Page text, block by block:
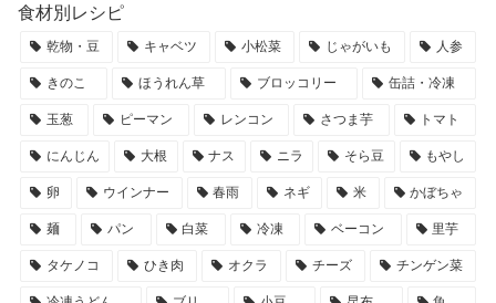
食材別レシピ
乾物・豆 キャベツ 小松菜 じゃがいも 人参
きのこ ほうれん草 ブロッコリー 缶詰・冷凍
玉葱 ピーマン レンコン さつま芋 トマト
にんじん 大根 ナス ニラ そら豆 もやし
卵 ウインナー 春雨 ネギ 米 かぼちゃ
麺 パン 白菜 冷凍 ベーコン 里芋
タケノコ ひき肉 オクラ チーズ チンゲン菜